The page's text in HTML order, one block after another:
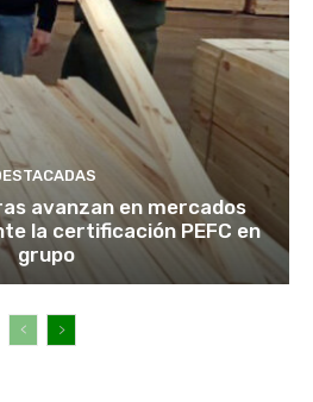
avanzan en mercados
la certificación PEFC en
grupo